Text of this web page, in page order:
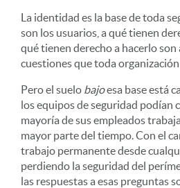
La identidad es la base de toda
son los usuarios, a qué tienen
qué tienen derecho a hacerlo son
cuestiones que toda
Pero el suelo bajoesa base está
los equipos de seguridad podían
mayoría de sus empleados
mayor parte del tiempo. Con el
trabajo permanente desde
perdiendo la seguridad del
las respuestas a esas preguntas